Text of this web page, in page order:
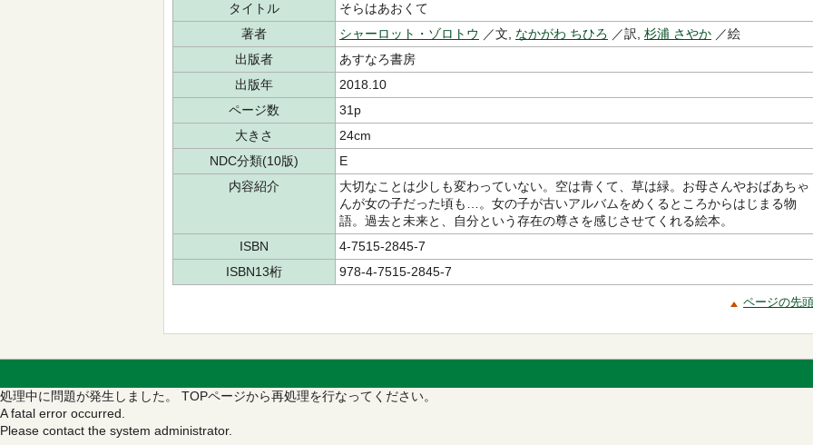
タイトル
そらはあおくて
著者
シャーロット・ゾロトウ ／文, なかがわ ちひろ ／訳, 杉浦 さやか ／絵
出版者
あすなろ書房
出版年
2018.10
ページ数
31p
大きさ
24cm
NDC分類(10版)
E
内容紹介
大切なことは少しも変わっていない。空は青くて、草は緑。お母さんやおばあちゃ
んが女の子だった頃も…。女の子が古いアルバムをめくるところからはじまる物
語。過去と未来と、自分という存在の尊さを感じさせてくれる絵本。
ISBN
4-7515-2845-7
ISBN13桁
978-4-7515-2845-7
ページの先
処理中に問題が発生しました。 TOPページから再処理を行なってください。
A fatal error occurred.
Please contact the system administrator.